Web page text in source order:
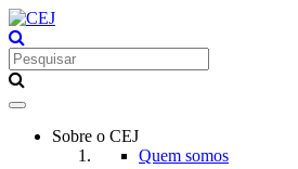
Toggle
navigationSobre o CEJ
Quem somos